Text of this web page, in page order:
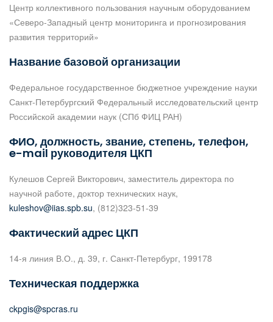
Центр коллективного пользования научным оборудованием
«Северо-Западный центр мониторинга и прогнозирования
развития территорий»
Название базовой организации
Федеральное государственное бюджетное учреждение науки
Санкт-Петербургский Федеральный исследовательский центр
Российской академии наук (СПб ФИЦ РАН)
ФИО, должность, звание, степень, телефон,
e-mail руководителя ЦКП
Кулешов Сергей Викторович, заместитель директора по
научной работе, доктор технических наук,
kuleshov@iias.spb.su, (812)323-51-39
Фактический адрес ЦКП
14-я линия В.О., д. 39, г. Санкт-Петербург, 199178
Техническая поддержка
ckpgis@spcras.ru